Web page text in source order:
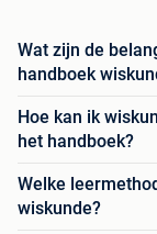
Wat zijn de
handboek
Hoe kan ik
het handboek?
Welke
wiskunde?